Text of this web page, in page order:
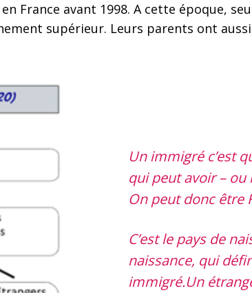
France avant 1998. A cette époque,
supérieur. Leurs parents ont
Un immigré c’est
qui peut avoir – ou
On peut donc être
C’est le pays de
naissance, qui
immigré.Un